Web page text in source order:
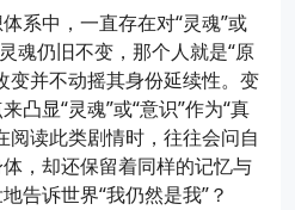
系中，一直存在对“灵魂”或
魂仍旧不变，那个人就是“原
变并不动摇其身份延续性。变
凸显“灵魂”或“意识”作为“真
阅读此类剧情时，往往会问自
，却还保留着同样的记忆与
告诉世界“我仍然是我”？